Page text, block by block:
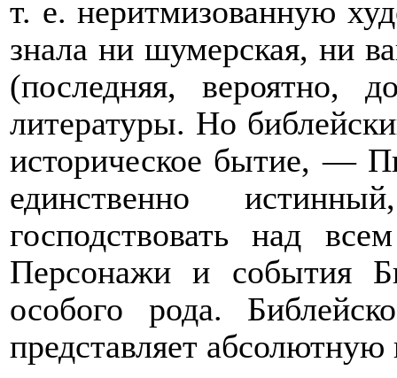
т. е. неритмизованную
знала ни шумерская, ни
(последняя, вероятно,
литературы. Но
историческое бытие, —
единственно
господствовать над
Персонажи и события
особого рода.
представляет